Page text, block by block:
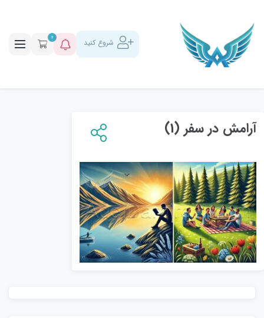
شروع کنید 0
آرامش در سفر (1)